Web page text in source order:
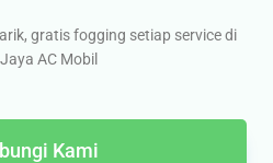
gratis fogging setiap service di
AC Mobil
Kami